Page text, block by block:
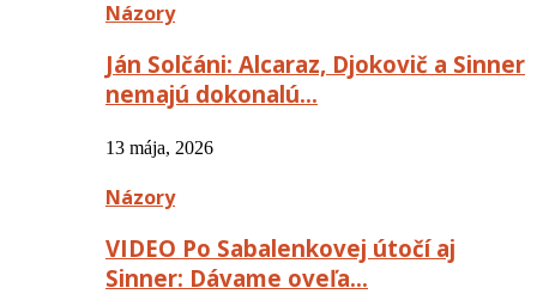
Názory
Ján Solčáni: Alcaraz, Djokovič a Sinner
nemajú dokonalú…
13 mája, 2026
Názory
VIDEO Po Sabalenkovej útočí aj
Sinner: Dávame oveľa…